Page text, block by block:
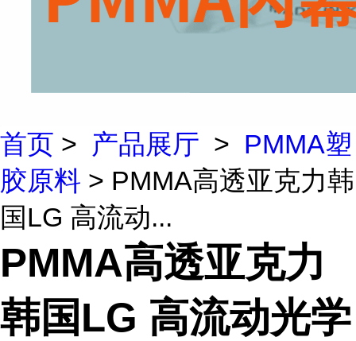
首页 > 产品展厅 > PMMA塑
胶原料 > PMMA高透亚克力韩
国LG 高流动...
PMMA高透亚克力
韩国LG 高流动光学